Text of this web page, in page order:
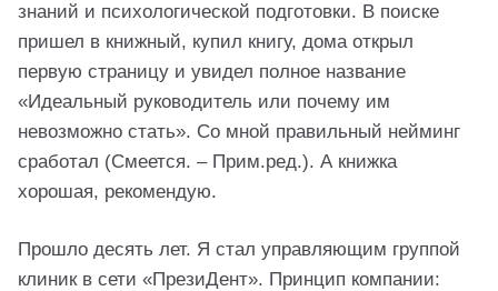
знаний и психологической подготовки. В поиске
пришел в книжный, купил книгу, дома открыл
первую страницу и увидел полное название
«Идеальный руководитель или почему им
невозможно стать». Со мной правильный нейминг
сработал (Смеется. – Прим.ред.). А книжка
хорошая, рекомендую.
Прошло десять лет. Я стал управляющим группой
клиник в сети «ПрезиДент». Принцип компании: